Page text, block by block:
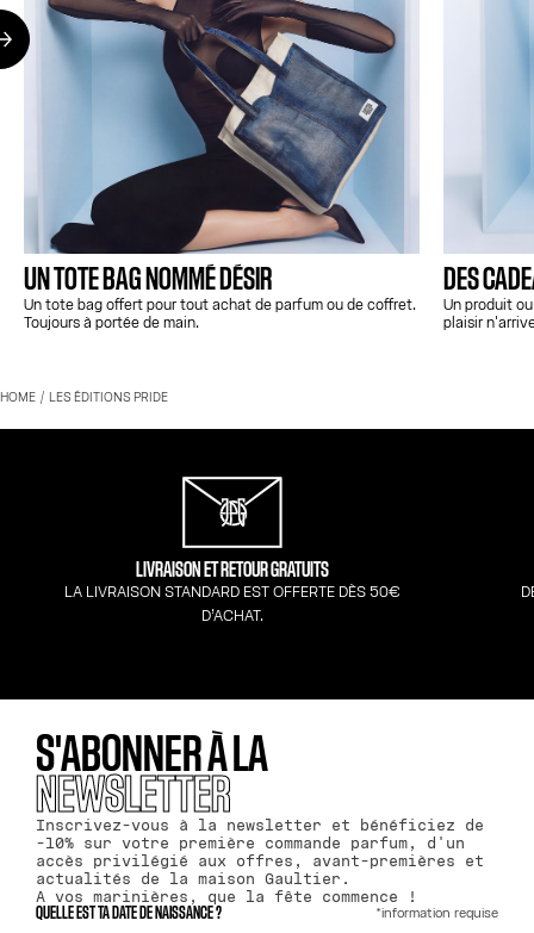
UN TOTE BAG NOMMÉ DÉSIR
Un tote bag offert pour tout achat de parfum ou de coffret.
Toujours à portée de main.
DES
Un produit
plaisir
HOME LES ÉDITIONS PRIDE
LIVRAISON ET RETOUR GRATUITS
LA LIVRAISON STANDARD EST OFFERTE DÈS 50€
D’ACHAT.
S'ABONNER À LA
NEWSLETTER
Inscrivez-vous à la newsletter et bénéficiez de
-10% sur votre première commande parfum, d'un
accès privilégié aux offres, avant-premières et
actualités de la maison Gaultier.
A vos marinières, que la fête commence !
QUELLE EST TA DATE DE NAISSANCE ? *information requise